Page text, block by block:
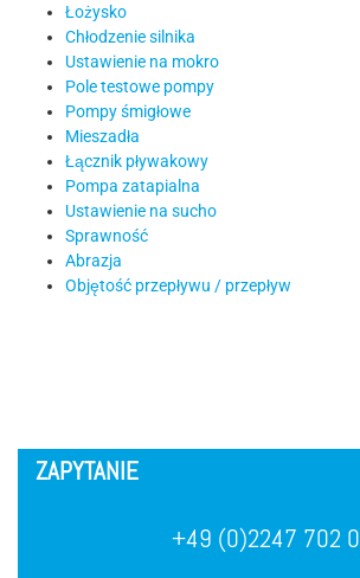
Łożysko
Chłodzenie silnika
Ustawienie na mokro
Pole testowe pompy
Pompy śmigłowe
Mieszadła
Łącznik pływakowy
Pompa zatapialna
Ustawienie na sucho
Sprawność
Abrazja
Objętość przepływu / przepływ
ZAPYTANIE
+49 (0)2247 702 0